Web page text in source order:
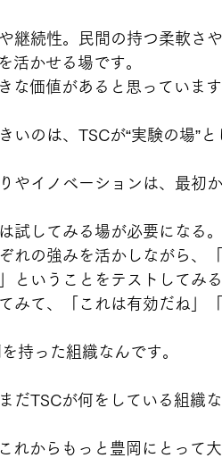
継続性。民間の持つ柔軟さや
活かせる場です。
な価値があると思っています
いのは、TSCが“実験の場”
やイノベーションは、最初
試してみる場が必要になる。
れの強みを活かしながら、
ということをテストしてみる
みて、「これは有効だね」
持った組織なんです。
だTSCが何をしている組織
れからもっと豊岡にとって